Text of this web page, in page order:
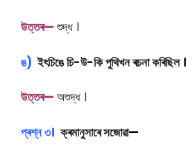
উত্তৰ— শুদ্ধ ।
ঙ) ইৎচিঙে চি-উ-কি পুথিখন ৰচনা কৰিছিল ।
উত্তৰ— অশুদ্ধ ।
প্ৰশ্ন ৩। ক্ৰমানুসাৰে সজোৱা—